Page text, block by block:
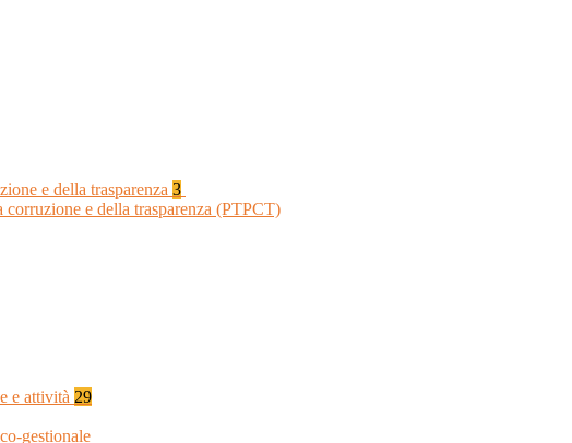
e della trasparenza 3
e della trasparenza (PTPCT)
e attività 29
gestionale